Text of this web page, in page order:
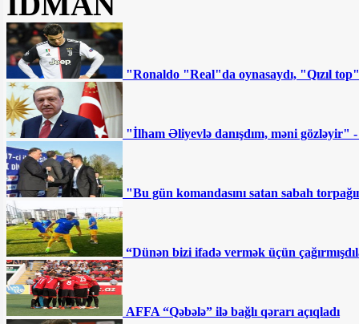
Məmmədovun bankında nələr baş verir?
DYP-nin ləğvi tələb olunur:
Ya da sistem kökündən dəyişsin
Ermənistanın sabiq “baş
çekistinin” ölümü: Paşinyan hədəfə alınıb
- ŞƏRH
“Sovetski”də 8 milyona
torpaq satılır - Fotofakt
Deputatlığa namizəd
İmamveridi İsmayılovla bağlı ŞOK
MƏLUMATLAR YAYILDI
Ən qızğın mübarizə bu
"Ronaldo "Real"da oynasaydı, "Qızıl
"İlham Əliyevlə danışdım, məni
"Bu gün komandasını satan sabah
“Dünən bizi ifadə vermək üçün
AFFA “Qəbələ” ilə bağlı qərarı açıqladı